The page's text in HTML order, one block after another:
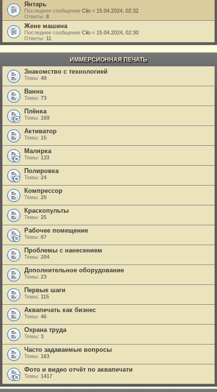
Янтарь
Последнее сообщение Clio « 15.04.2024, 02:32
Ответы: 8
Жене машина
Последнее сообщение Clio « 15.04.2024, 02:30
Ответы: 11
ИММЕРСИОННАЯ ПЕЧАТЬ
Знакомство с технологией
Темы: 49
Ванна
Темы: 73
Плёнка
Темы: 169
Активатор
Темы: 15
Малярка
Темы: 133
Полировка
Темы: 24
Компрессор
Темы: 20
Краскопульты
Темы: 25
Рабочее помещение
Темы: 67
Проблемы с нанесением
Темы: 204
Дополнительное оборудование
Темы: 23
Первые шаги
Темы: 115
Аквапечать как бизнес
Темы: 46
Охрана труда
Темы: 3
Часто задаваемые вопросы
Темы: 163
Фото и видео отчёт по аквапечати
Темы: 1417